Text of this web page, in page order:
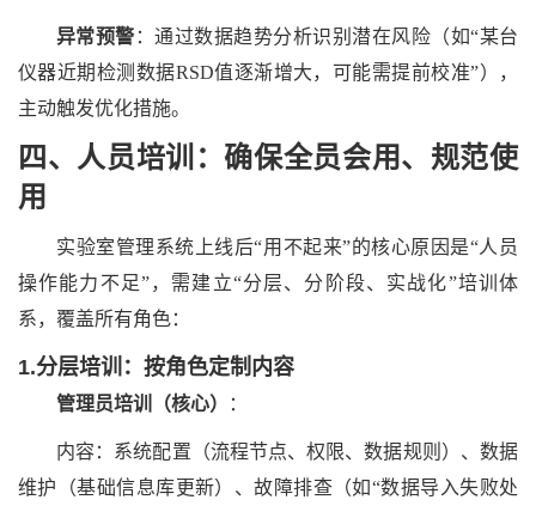
异常预警 ：通过数据趋势分析识别潜在风险（如“某台
仪器近期检测数据RSD值逐渐增大，可能需提前校准”），
主动触发优化措施。
四、人员培训：确保全员会用、规范使
用
实验室管理系统 上线后“用不起来”的核心原因是“人员
操作能力不足”，需建立“分层、分阶段、实战化”培训体
系，覆盖所有角色：
1.分层培训：按角色定制内容
管理员培训（核心） ：
内容：系统配置（流程节点、权限、数据规则）、数据
维护（基础信息库更新）、故障排查（如“数据导入失败处